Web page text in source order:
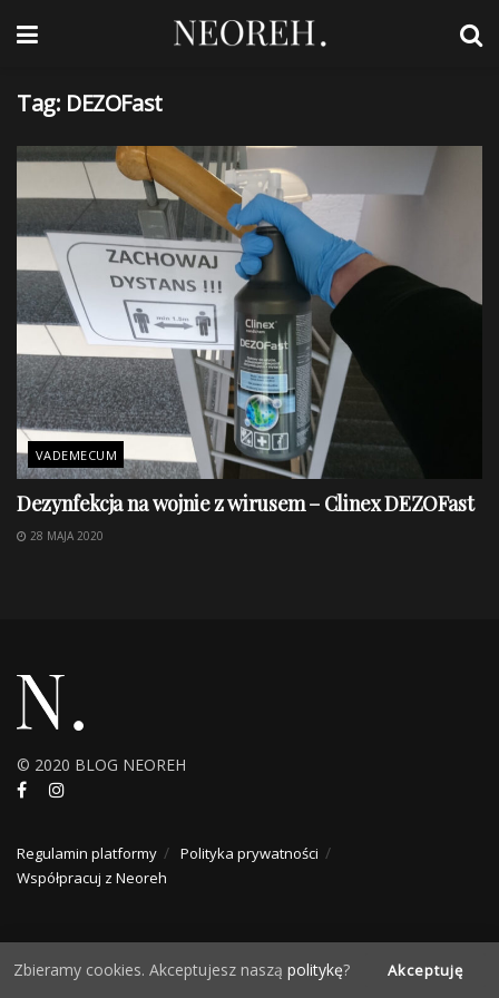
Tag: DEZOFast
VADEMECUM
Dezynfekcja na wojnie z wirusem – Clinex DEZOFast
28 MAJA 2020
© 2020 BLOG NEOREH
Regulamin platformy
Polityka prywatności
Współpracuj z Neoreh
Zbieramy cookies. Akceptujesz naszą politykę? Akceptuję